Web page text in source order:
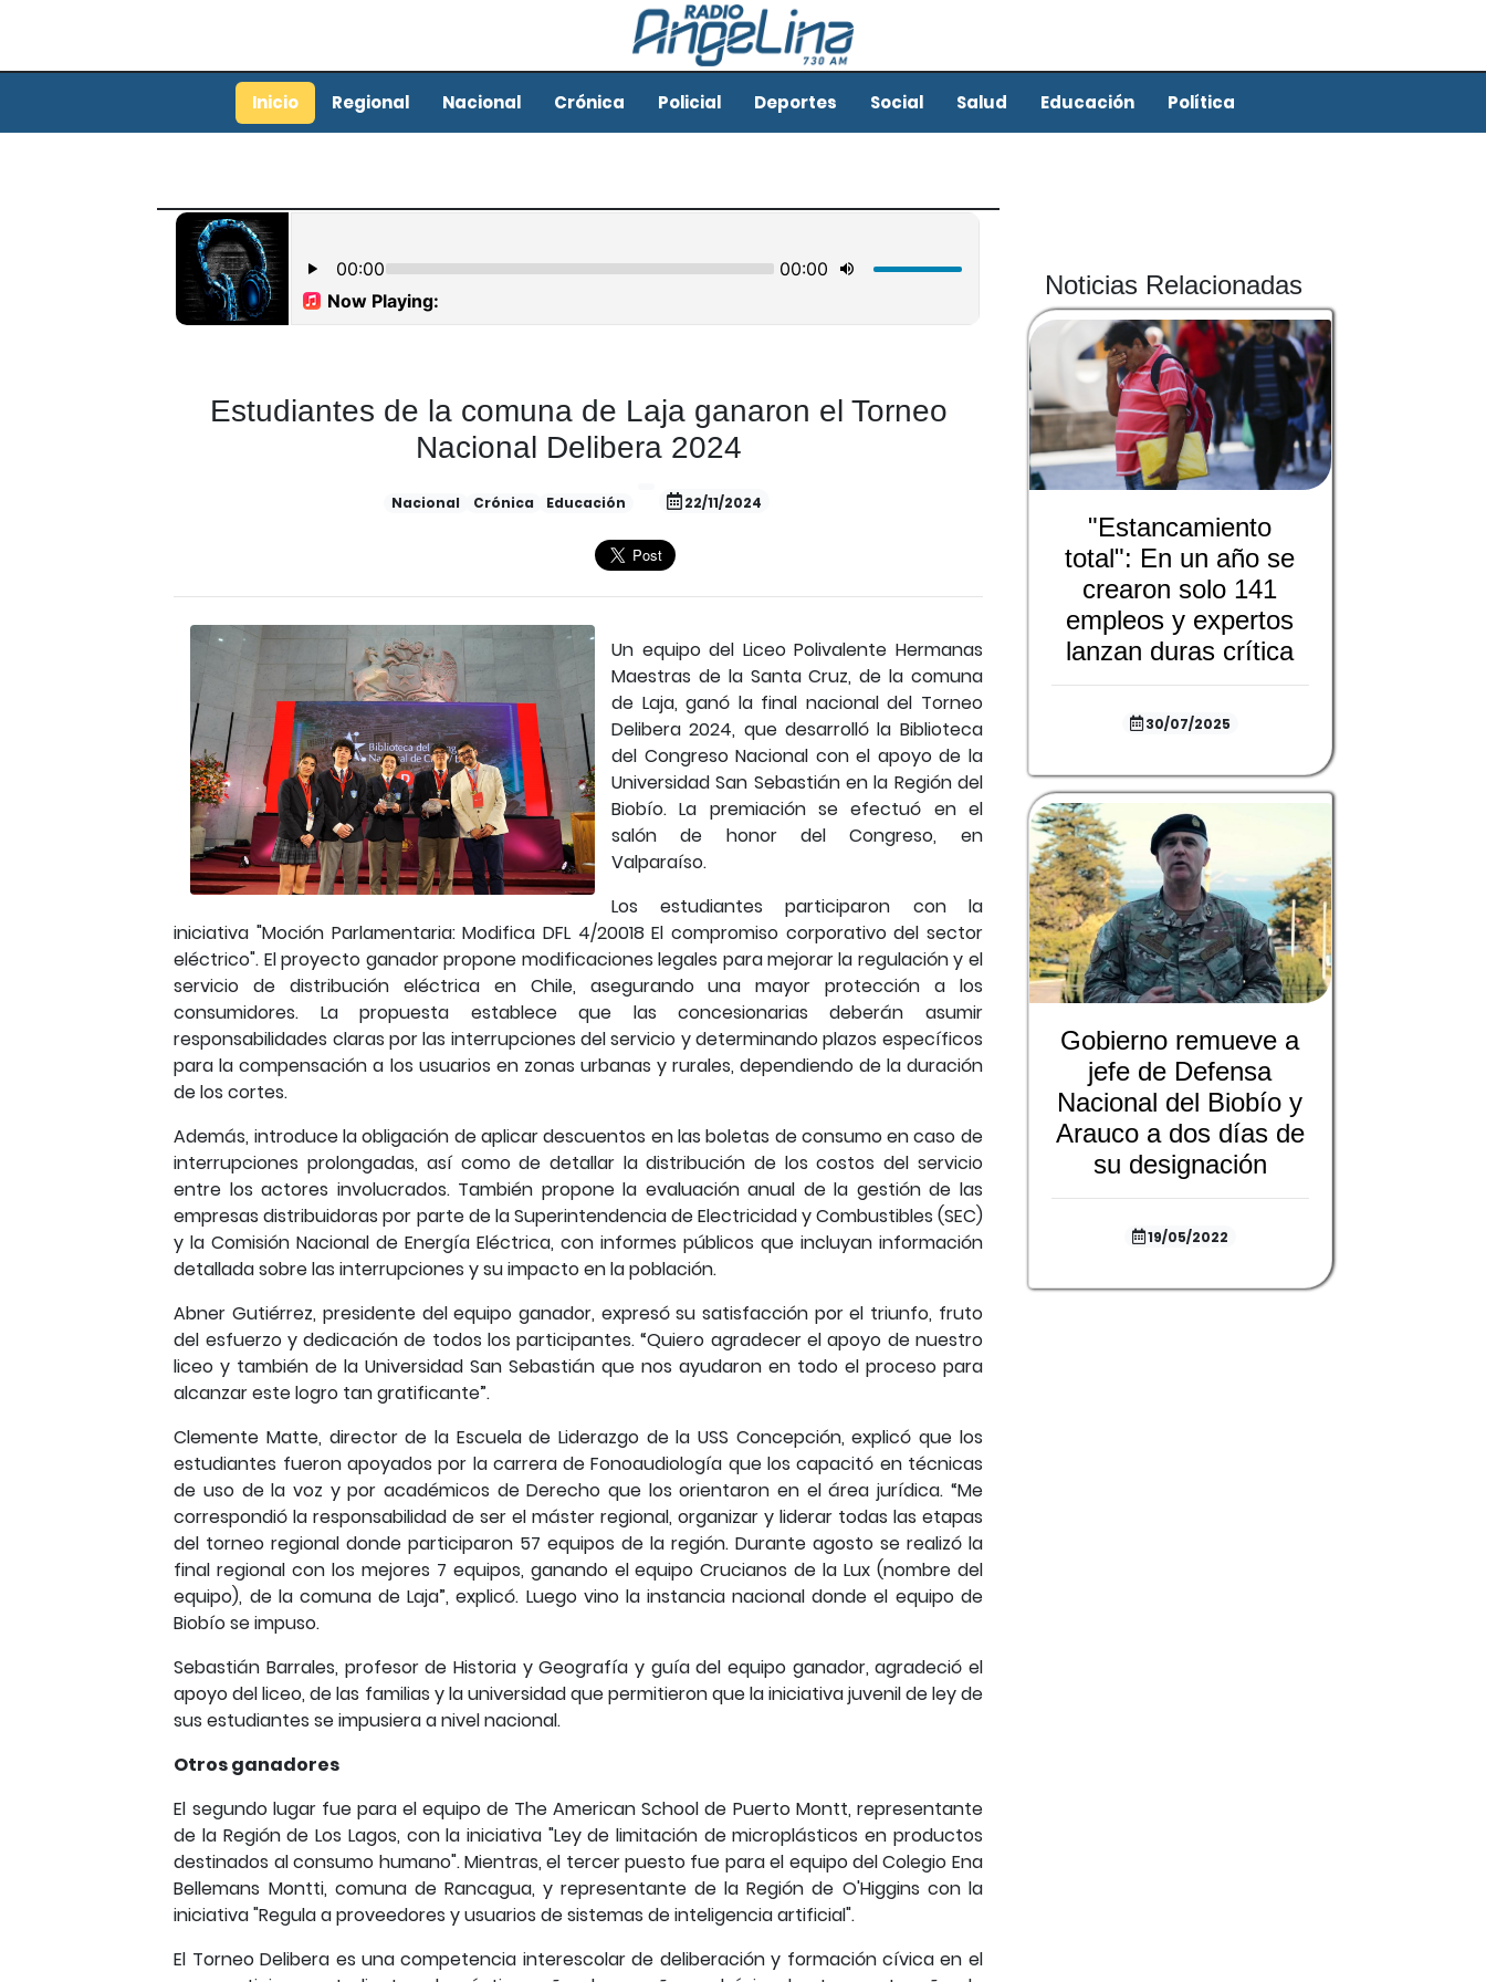
Inicio Regional Nacional Crónica Policial Deportes Social Salud Educación Política
Estudiantes de la comuna de Laja ganaron el Torneo
Nacional Delibera 2024
Nacional Crónica Educación 22/11/2024
Un equipo del Liceo Polivalente Hermanas
Maestras de la Santa Cruz, de la comuna
de Laja, ganó la final nacional del Torneo
Delibera 2024, que desarrolló la Biblioteca
del Congreso Nacional con el apoyo de la
Universidad San Sebastián en la Región del
Biobío. La premiación se efectuó en el
salón de honor del Congreso, en
Valparaíso.
Los estudiantes participaron con la
iniciativa "Moción Parlamentaria: Modifica DFL 4/20018 El compromiso corporativo del sector
eléctrico". El proyecto ganador propone modificaciones legales para mejorar la regulación y el
servicio de distribución eléctrica en Chile, asegurando una mayor protección a los
consumidores. La propuesta establece que las concesionarias deberán asumir
responsabilidades claras por las interrupciones del servicio y determinando plazos específicos
para la compensación a los usuarios en zonas urbanas y rurales, dependiendo de la duración
de los cortes.
Además, introduce la obligación de aplicar descuentos en las boletas de consumo en caso de
interrupciones prolongadas, así como de detallar la distribución de los costos del servicio
entre los actores involucrados. También propone la evaluación anual de la gestión de las
empresas distribuidoras por parte de la Superintendencia de Electricidad y Combustibles (SEC)
y la Comisión Nacional de Energía Eléctrica, con informes públicos que incluyan información
detallada sobre las interrupciones y su impacto en la población.
Abner Gutiérrez, presidente del equipo ganador, expresó su satisfacción por el triunfo, fruto
del esfuerzo y dedicación de todos los participantes. “Quiero agradecer el apoyo de nuestro
liceo y también de la Universidad San Sebastián que nos ayudaron en todo el proceso para
alcanzar este logro tan gratificante”.
Clemente Matte, director de la Escuela de Liderazgo de la USS Concepción, explicó que los
estudiantes fueron apoyados por la carrera de Fonoaudiología que los capacitó en técnicas
de uso de la voz y por académicos de Derecho que los orientaron en el área jurídica. “Me
correspondió la responsabilidad de ser el máster regional, organizar y liderar todas las etapas
del torneo regional donde participaron 57 equipos de la región. Durante agosto se realizó la
final regional con los mejores 7 equipos, ganando el equipo Crucianos de la Lux (nombre del
equipo), de la comuna de Laja”, explicó. Luego vino la instancia nacional donde el equipo de
Biobío se impuso.
Sebastián Barrales, profesor de Historia y Geografía y guía del equipo ganador, agradeció el
apoyo del liceo, de las familias y la universidad que permitieron que la iniciativa juvenil de ley de
sus estudiantes se impusiera a nivel nacional.
Otros ganadores
El segundo lugar fue para el equipo de The American School de Puerto Montt, representante
de la Región de Los Lagos, con la iniciativa "Ley de limitación de microplásticos en productos
destinados al consumo humano". Mientras, el tercer puesto fue para el equipo del Colegio Ena
Bellemans Montti, comuna de Rancagua, y representante de la Región de O'Higgins con la
iniciativa "Regula a proveedores y usuarios de sistemas de inteligencia artificial".
El Torneo Delibera es una competencia interescolar de deliberación y formación cívica en el
Noticias Relacionadas
"Estancamiento
total": En un año se
crearon solo 141
empleos y expertos
lanzan duras crítica
30/07/2025
Gobierno remueve a
jefe de Defensa
Nacional del Biobío y
Arauco a dos días de
su designación
19/05/2022